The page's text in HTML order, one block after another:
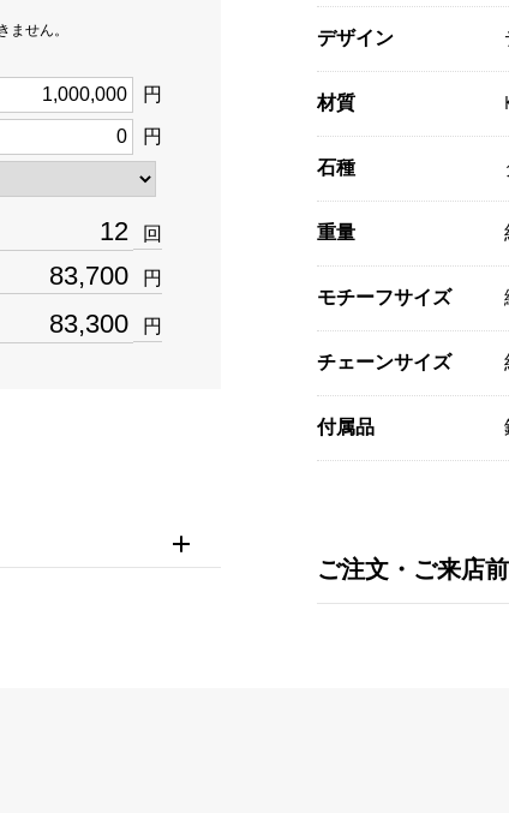
せん。
円
円
回
円
円
デザイン
材質
石種
重量
モチーフサイズ
チェーンサイズ
付属品
ご注文・ご来店